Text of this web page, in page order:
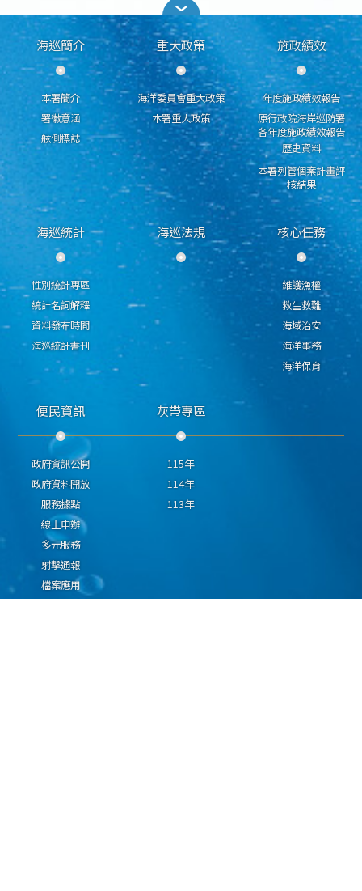
海巡簡介
本署簡介
署徽意涵
舷側標誌
重大政策
海洋委員會重大政策
本署重大政策
施政績效
年度施政績效報告
原行政院海岸巡防署
各年度施政績效報告
歷史資料
本署列管個案計畫評
核結果
海巡統計
性別統計專區
統計名詞解釋
資料發布時間
海巡統計書刊
海巡法規 核心任務
維護漁權
救生救難
海域治安
海洋事務
海洋保育
便民資訊
政府資訊公開
政府資料開放
服務據點
線上申辦
多元服務
射擊通報
檔案應用
灰帶專區
115年
114年
113年